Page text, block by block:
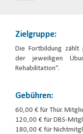
Zielgruppe:
Die Fortbildung
der jeweiligen
Rehabilitation“.
Gebühren:
60,00 € für Thür.
120,00 € für DBS-
180,00 € für